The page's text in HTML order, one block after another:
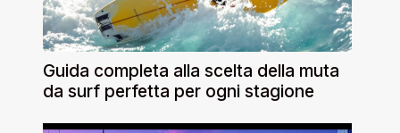
Guida completa alla scelta della muta
da surf perfetta per ogni stagione